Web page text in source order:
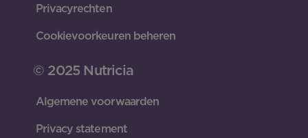
Privacyrechten
Cookievoorkeuren beheren
© 2025 Nutricia
Algemene voorwaarden
Privacy statement